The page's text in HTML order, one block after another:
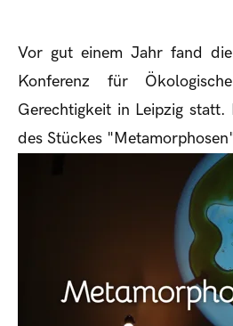
Vor gut einem Jahr fand
Konferenz für
Gerechtigkeit in Leipzig
des Stückes